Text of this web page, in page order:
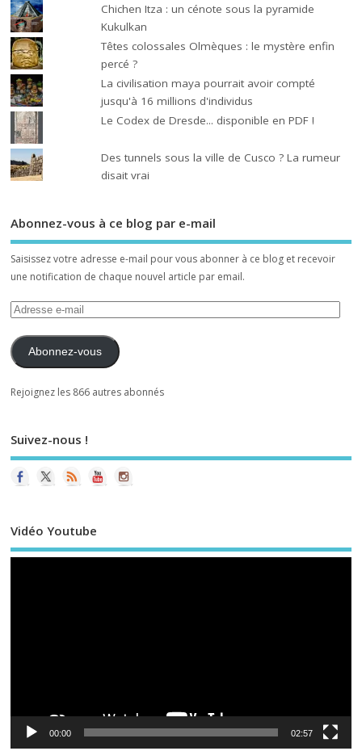
Chichen Itza : un cénote sous la pyramide
Kukulkan
Têtes colossales Olmèques : le mystère enfin
percé ?
La civilisation maya pourrait avoir compté
jusqu'à 16 millions d'individus
Le Codex de Dresde... disponible en PDF !
Des tunnels sous la ville de Cusco ? La rumeur
disait vrai
Abonnez-vous à ce blog par e-mail
Saisissez votre adresse e-mail pour vous abonner à ce blog et recevoir
une notification de chaque nouvel article par email.
Abonnez-vous
Rejoignez les 866 autres abonnés
Suivez-nous !
Vidéo Youtube
00:00 02:57